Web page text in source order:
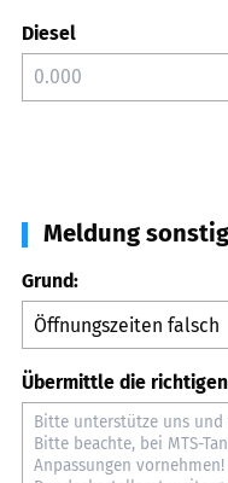
Diesel
Meldung
Grund:
Übermittle die